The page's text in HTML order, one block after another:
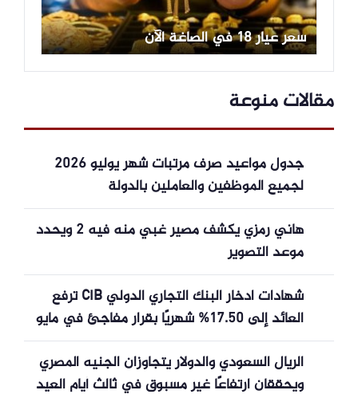
سعر عيار 18 في الصاغة الآن
مقالات منوعة
جدول مواعيد صرف مرتبات شهر يوليو 2026
لجميع الموظفين والعاملين بالدولة
هاني رمزي يكشف مصير غبي منه فيه 2 ويحدد
موعد التصوير
شهادات ادخار البنك التجاري الدولي CIB ترفع
العائد إلى 17.50% شهريًا بقرار مفاجئ في مايو
2026
الريال السعودي والدولار يتجاوزان الجنيه المصري
ويحققان ارتفاعًا غير مسبوق في ثالث أيام العيد